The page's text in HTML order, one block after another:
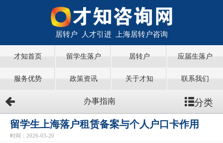
居转户 人才引进 上海居转户咨询
才知首页 留学生落户 居转户 应届生落户
服务优势 政策资讯 关于才知 联系我们
办事指南 分类
留学生上海落户租赁备案与个人户口卡作用
时间：2026-03-20